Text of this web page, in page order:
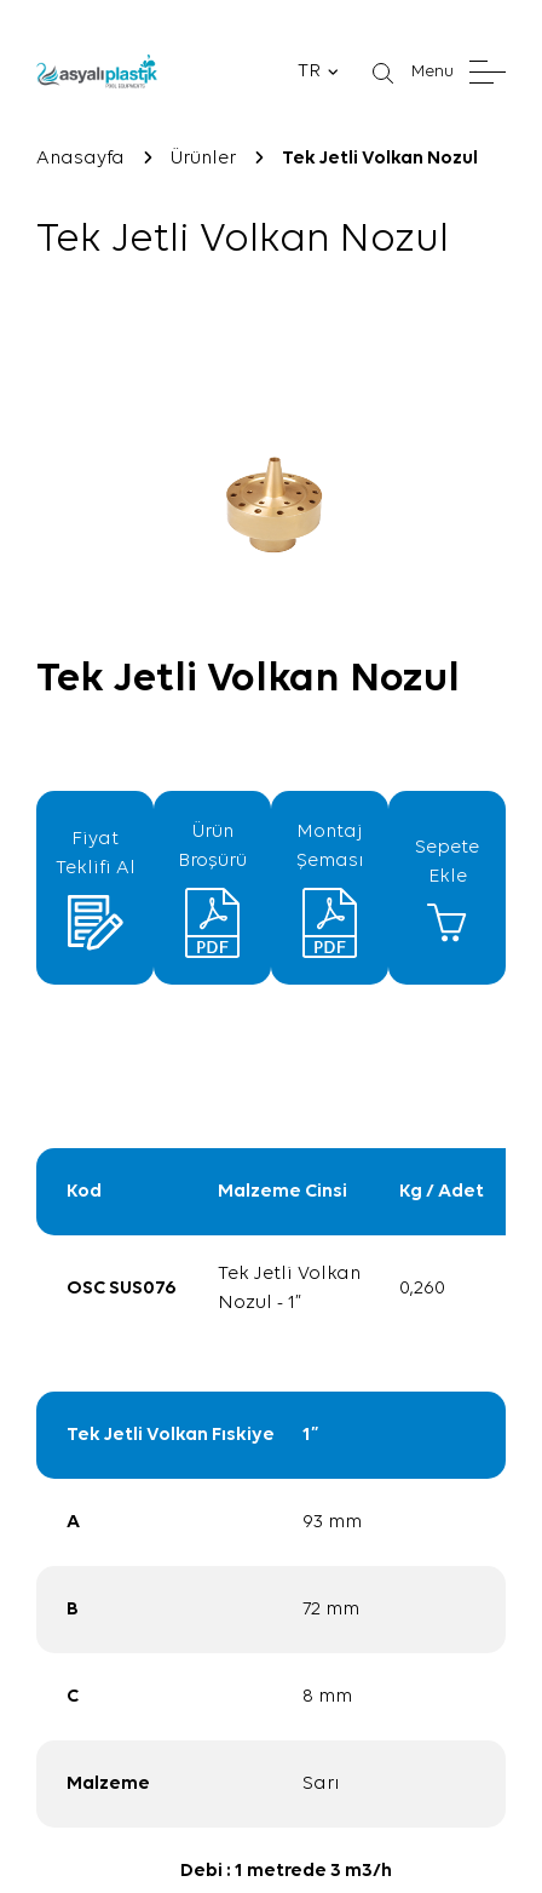
TR Menu
Anasayfa Ürünler Tek Jetli Volkan Nozul
Tek Jetli Volkan Nozul
Tek Jetli Volkan Nozul
Fiyat
Teklifi Al
Ürün
Broşürü
Montaj
Şeması
Sepete
Ekle
Kod Malzeme Cinsi Kg / Adet
OSC SUS076
Tek Jetli Volkan
Nozul - 1”
0,260
Tek Jetli Volkan Fıskiye 1”
A 93 mm
B 72 mm
C 8 mm
Malzeme Sarı
Debi : 1 metrede 3 m3/h